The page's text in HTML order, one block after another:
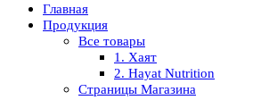
Главная
Продукция
Все товары
1. Хаят
2. Hayat Nutrition
Страницы Магазина